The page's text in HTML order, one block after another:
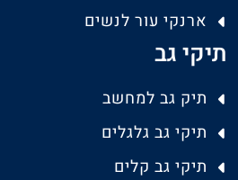
ארנקי עור לנשים
תיקי גב
תיק גב למחשב
תיקי גב גלגלים
תיקי גב קלים